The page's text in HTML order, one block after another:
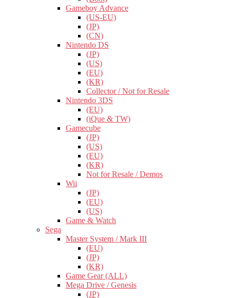
Gameboy Advance
(US-EU)
(JP)
(CN)
Nintendo DS
(JP)
(US)
(EU)
(KR)
Collector / Not for Resale
Nintendo 3DS
(EU)
(iQue & TW)
Gamecube
(JP)
(US)
(EU)
(KR)
Not for Resale / Demos
Wii
(JP)
(EU)
(US)
Game & Watch
Sega
Master System / Mark III
(EU)
(JP)
(KR)
Game Gear (ALL)
Mega Drive / Genesis
(JP)